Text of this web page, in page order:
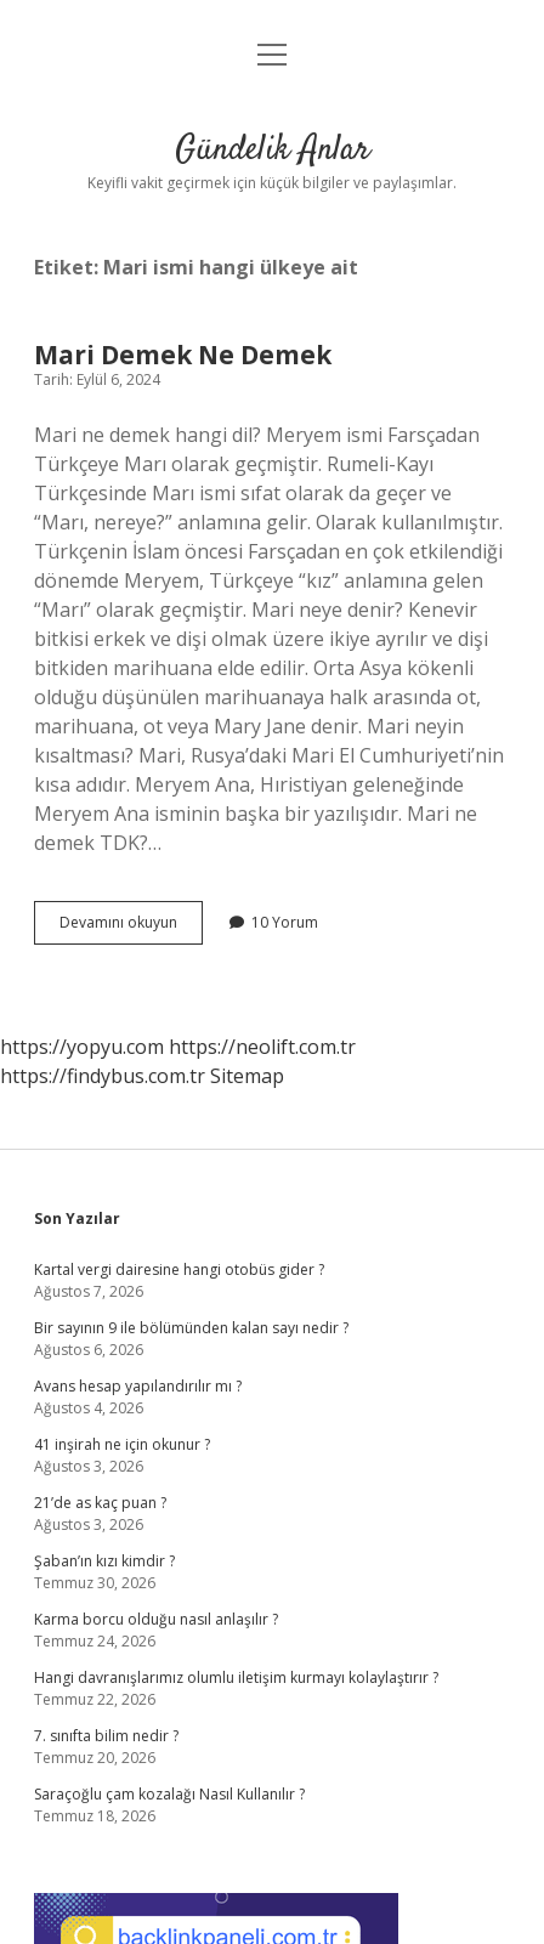
Anasayfa
Yasal Uyarı
menüyü
Gündelik Anlar
Keyifli vakit geçirmek için küçük bilgiler ve paylaşımlar.
Etiket: Mari ismi hangi ülkeye ait
Mari Demek Ne Demek
Tarih: Eylül 6, 2024
Mari ne demek hangi dil? Meryem ismi Farsçadan
Türkçeye Marı olarak geçmiştir. Rumeli-Kayı
Türkçesinde Marı ismi sıfat olarak da geçer ve
“Marı, nereye?” anlamına gelir. Olarak kullanılmıştır.
Türkçenin İslam öncesi Farsçadan en çok etkilendiği
dönemde Meryem, Türkçeye “kız” anlamına gelen
“Marı” olarak geçmiştir. Mari neye denir? Kenevir
bitkisi erkek ve dişi olmak üzere ikiye ayrılır ve dişi
bitkiden marihuana elde edilir. Orta Asya kökenli
olduğu düşünülen marihuanaya halk arasında ot,
marihuana, ot veya Mary Jane denir. Mari neyin
kısaltması? Mari, Rusya’daki Mari El Cumhuriyeti’nin
kısa adıdır. Meryem Ana, Hıristiyan geleneğinde
Meryem Ana isminin başka bir yazılışıdır. Mari ne
demek TDK?…
Devamını okuyun
Demek
10 Yorum
https://yopyu.com https://neolift.com.tr
https://findybus.com.trSitemap
Sidebar
Son Yazılar
Kartal vergi dairesine hangi otobüs gider ?
Ağustos 7, 2026
Bir sayının 9 ile bölümünden kalan sayı nedir ?
Ağustos 6, 2026
Avans hesap yapılandırılır mı ?
Ağustos 4, 2026
41 inşirah ne için okunur ?
Ağustos 3, 2026
21’de as kaç puan ?
Ağustos 3, 2026
Şaban’ın kızı kimdir ?
Temmuz 30, 2026
Karma borcu olduğu nasıl anlaşılır ?
Temmuz 24, 2026
Hangi davranışlarımız olumlu iletişim kurmayı kolaylaştırır ?
Temmuz 22, 2026
7. sınıfta bilim nedir ?
Temmuz 20, 2026
Saraçoğlu çam kozalağı Nasıl Kullanılır ?
Temmuz 18, 2026